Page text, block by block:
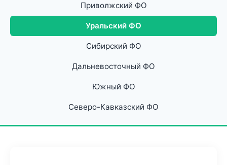
Приволжский ФО
Уральский ФО
Сибирский ФО
Дальневосточный ФО
Южный ФО
Северо-Кавказский ФО